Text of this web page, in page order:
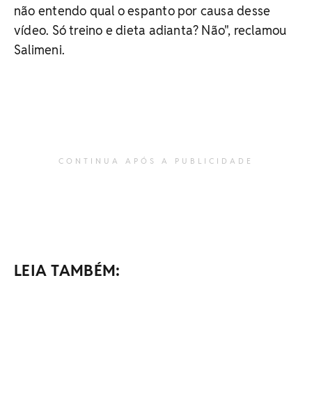
não entendo qual o espanto por causa desse
vídeo. Só treino e dieta adianta? Não", reclamou
Salimeni.
CONTINUA APÓS A PUBLICIDADE
LEIA TAMBÉM: